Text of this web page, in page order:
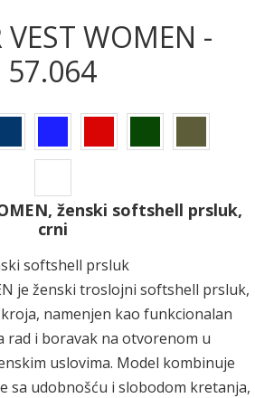
VEST WOMEN -
57.064
ženski softshell prsluk,
crni
softshell prsluk
je ženski troslojni softshell prsluk,
namenjen kao funkcionalan
rad i boravak na otvorenom u
uslovima. Model kombinuje
sa udobnošću i slobodom kretanja,